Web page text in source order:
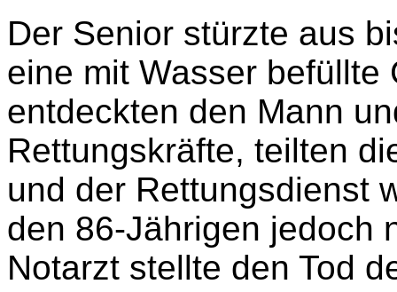
Der Senior stürzte aus
eine mit Wasser befüllte
entdeckten den Mann
Rettungskräfte, teilten
und der Rettungsdienst
den 86-Jährigen jedoch
Notarzt stellte den Tod